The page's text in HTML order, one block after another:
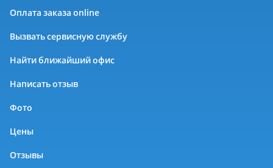
Оплата заказа online
Вызвать сервисную службу
Найти ближайший офис
Написать отзыв
Фото
Цены
Отзывы